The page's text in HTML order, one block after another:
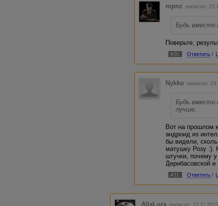
mpnz написал
Будь вместо
Поверьте,
#30 Ответить /
Nykko написал
Будь вместо
лучше.
Вот на прошлом
андроид из
бы видели,
матушку Розу :).
штучки, почему у
Дерибасовской и
#31 Ответить /
AllaLora написал